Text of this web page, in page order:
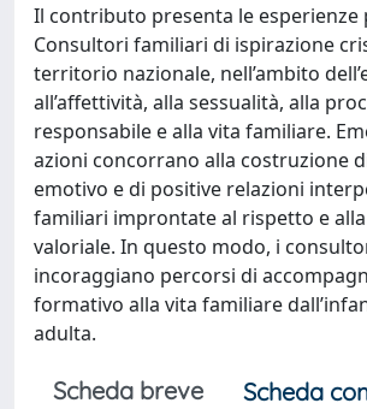
Il contributo presenta le esperienze
Consultori familiari di ispirazione
territorio nazionale, nell’ambito
all’affettività, alla sessualità, alla
responsabile e alla vita familiare.
azioni concorrano alla costruzione
emotivo e di positive relazioni
familiari improntate al rispetto e
valoriale. In questo modo, i
incoraggiano percorsi di
formativo alla vita familiare
adulta.
Scheda breve
Scheda